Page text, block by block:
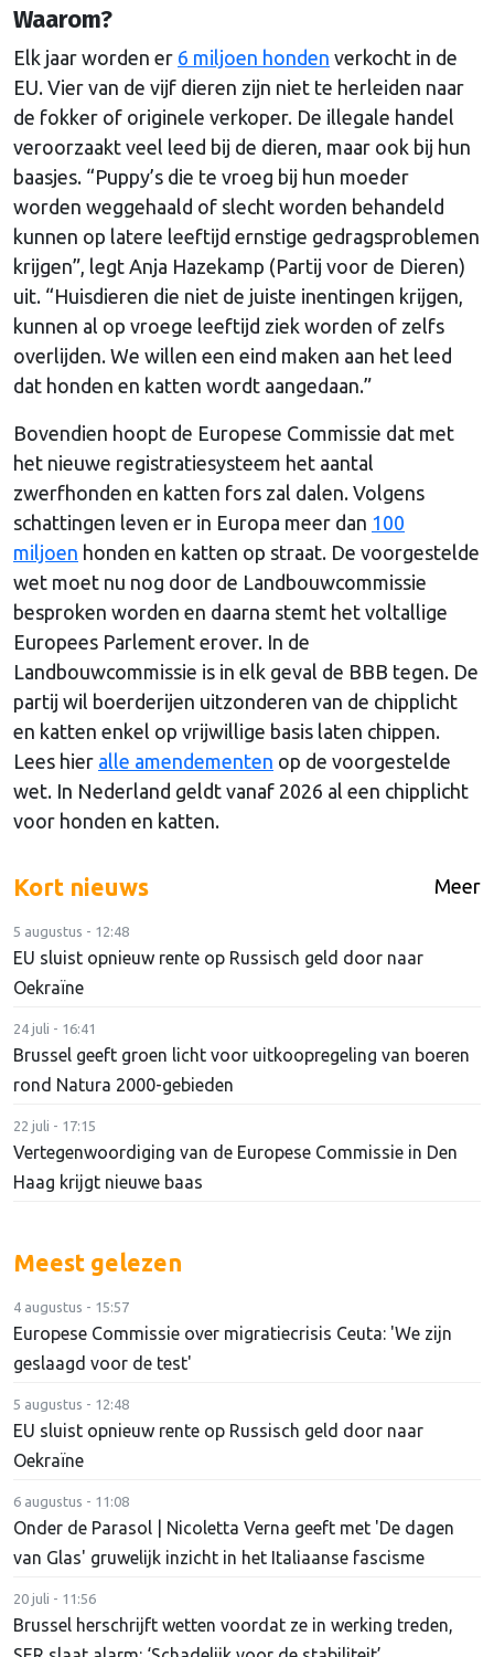
Waarom?
Elk jaar worden er 6 miljoen honden verkocht in de
EU. Vier van de vijf dieren zijn niet te herleiden naar
de fokker of originele verkoper. De illegale handel
veroorzaakt veel leed bij de dieren, maar ook bij hun
baasjes. “Puppy’s die te vroeg bij hun moeder
worden weggehaald of slecht worden behandeld
kunnen op latere leeftijd ernstige gedragsproblemen
krijgen”, legt Anja Hazekamp (Partij voor de Dieren)
uit. “Huisdieren die niet de juiste inentingen krijgen,
kunnen al op vroege leeftijd ziek worden of zelfs
overlijden. We willen een eind maken aan het leed
dat honden en katten wordt aangedaan.”
Bovendien hoopt de Europese Commissie dat met
het nieuwe registratiesysteem het aantal
zwerfhonden en katten fors zal dalen. Volgens
schattingen leven er in Europa meer dan 100
miljoen honden en katten op straat. De voorgestelde
wet moet nu nog door de Landbouwcommissie
besproken worden en daarna stemt het voltallige
Europees Parlement erover. In de
Landbouwcommissie is in elk geval de BBB tegen. De
partij wil boerderijen uitzonderen van de chipplicht
en katten enkel op vrijwillige basis laten chippen.
Lees hier alle amendementen op de voorgestelde
wet. In Nederland geldt vanaf 2026 al een chipplicht
voor honden en katten.
Kort nieuws Meer
5 augustus - 12:48
EU sluist opnieuw rente op Russisch geld door naar
Oekraïne
24 juli - 16:41
Brussel geeft groen licht voor uitkoopregeling van boeren
rond Natura 2000-gebieden
22 juli - 17:15
Vertegenwoordiging van de Europese Commissie in Den
Haag krijgt nieuwe baas
Meest gelezen
4 augustus - 15:57
Europese Commissie over migratiecrisis Ceuta: 'We zijn
geslaagd voor de test'
5 augustus - 12:48
EU sluist opnieuw rente op Russisch geld door naar
Oekraïne
6 augustus - 11:08
Onder de Parasol | Nicoletta Verna geeft met 'De dagen
van Glas' gruwelijk inzicht in het Italiaanse fascisme
20 juli - 11:56
Brussel herschrijft wetten voordat ze in werking treden,